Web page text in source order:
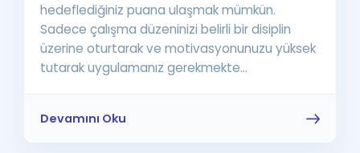
hedeflediğiniz puana ulaşmak mümkün.
Sadece çalışma düzeninizi belirli bir disiplin
üzerine oturtarak ve motivasyonunuzu yüksek
tutarak uygulamanız gerekmekte...
Devamını Oku